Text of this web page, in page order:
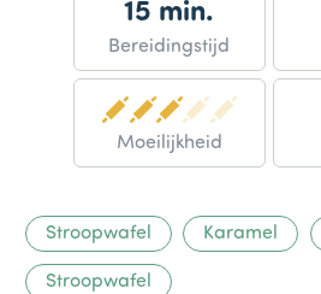
15 min.
Bereidingstijd
Moeilijkheid
Stroopwafel Karamel
Stroopwafel